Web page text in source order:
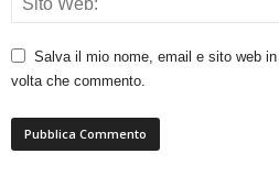
Salva il mio nome, email e sito web
volta che commento.